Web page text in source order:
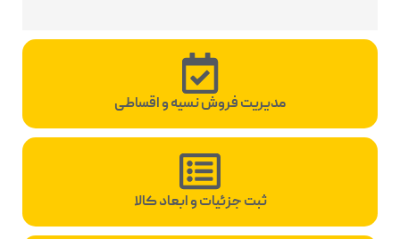
مدیریت فروش نسیه و اقساطی
ثبت جزئیات و ابعاد کالا